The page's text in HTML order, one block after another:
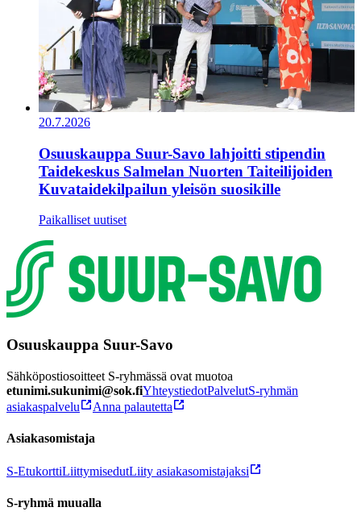
20.7.2026
Osuuskauppa Suur-Savo lahjoitti stipendin
Taidekeskus Salmelan Nuorten Taiteilijoiden
Kuvataidekilpailun yleisön suosikille
Paikalliset uutiset
Osuuskauppa Suur-Savo
Sähköpostiosoitteet S-ryhmässä ovat muotoa
etunimi.sukunimi@sok.fiYhteystiedotPalvelutS-ryhmän
asiakaspalvelu
Anna palautetta
Asiakasomistaja
S-EtukorttiLiittymisedutLiity asiakasomistajaksi
S-ryhmä muualla